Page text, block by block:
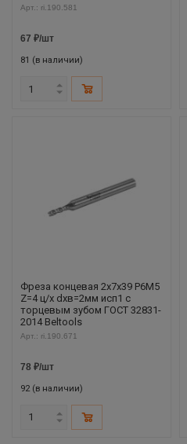
Арт.: ri.190.581
67 ₽/шт
81 (в наличии)
Фреза концевая 2х7х39 Р6М5
Z=4 ц/х dхв=2мм исп1 с
торцевым зубом ГОСТ 32831-
2014 Beltools
Арт.: ri.190.671
78 ₽/шт
92 (в наличии)